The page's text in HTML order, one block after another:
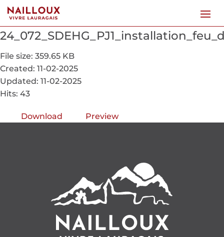
File size: 359.65 KB
Created: 11-02-2025
Updated: 11-02-2025
Hits: 43
Download Preview